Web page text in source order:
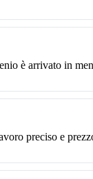
è arrivato in
preciso e